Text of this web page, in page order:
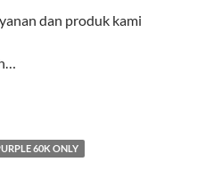
dan produk kami
60K ONLY